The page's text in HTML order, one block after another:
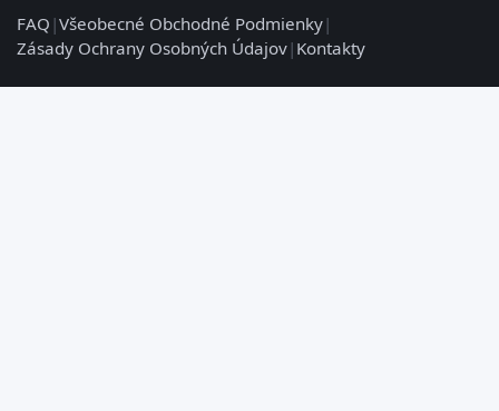
FAQ |Všeobecné Obchodné Podmienky|
Zásady Ochrany Osobných Údajov| Kontakty